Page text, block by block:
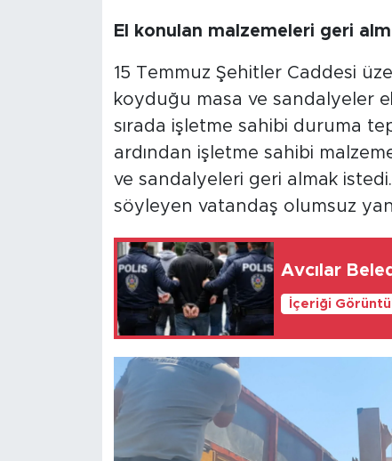
El konulan malzemeleri geri
15 Temmuz Şehitler Caddesi
koyduğu masa ve sandalyeler
sırada işletme sahibi duruma
ardından işletme sahibi
ve sandalyeleri geri almak
söyleyen vatandaş olumsuz
Avcılar
İçeriği